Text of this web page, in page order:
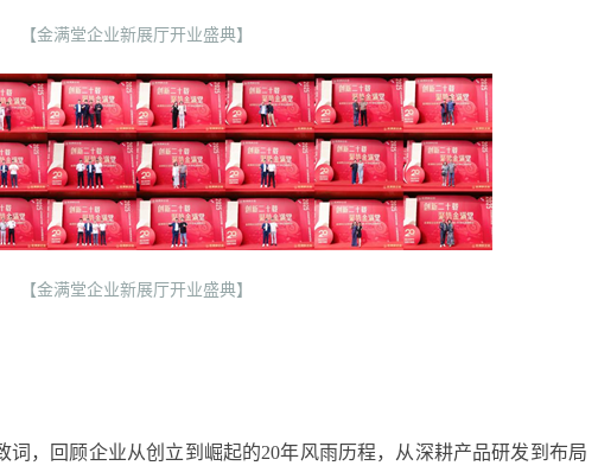
【金满堂企业新展厅开业盛典】
【金满堂企业新展厅开业盛典】
词，回顾企业从创立到崛起的20年风雨历程，从深耕产品研发到布局